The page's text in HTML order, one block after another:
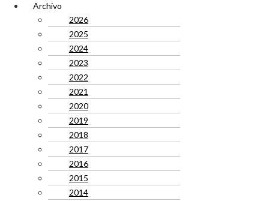
Archivo
2026
2025
2024
2023
2022
2021
2020
2019
2018
2017
2016
2015
2014